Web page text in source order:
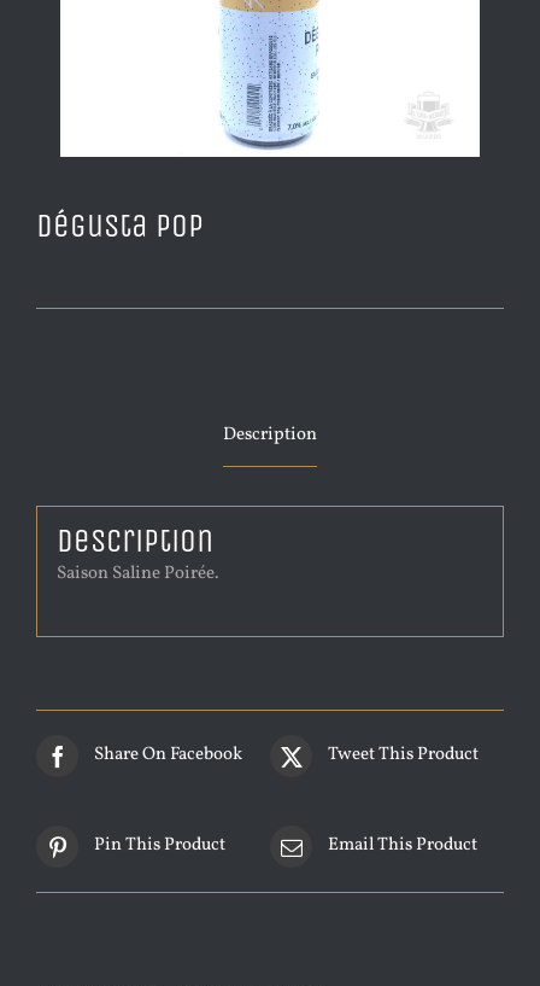
Dégusta Pop
Description
Description
Saison Saline Poirée.
Share On Facebook Tweet This Product
Pin This Product Email This Product